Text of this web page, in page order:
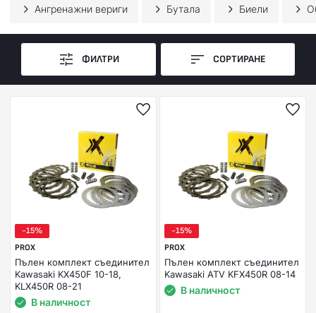
Ангренажни вериги Бутала Биели
ФИЛТРИ СОРТИРАНЕ
-15%
PROX
Пълен комплект съединител
Kawasaki KX450F 10-18,
KLX450R 08-21
В наличност
-15%
PROX
Пълен комплект съединител
Kawasaki ATV KFX450R 08-14
В наличност